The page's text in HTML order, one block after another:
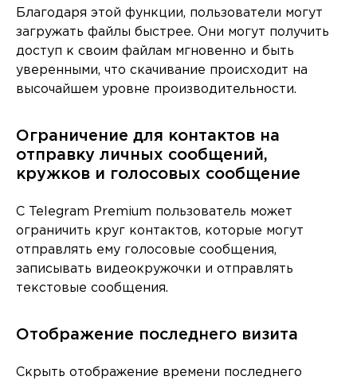
Благодаря этой функции, пользователи могут
загружать файлы быстрее. Они могут получить
доступ к своим файлам мгновенно и быть
уверенными, что скачивание происходит на
высочайшем уровне производительности.
Ограничение для контактов на
отправку личных сообщений,
кружков и голосовых сообщение
С Telegram Premium пользователь может
ограничить круг контактов, которые могут
отправлять ему голосовые сообщения,
записывать видеокружочки и отправлять
текстовые сообщения.
Отображение последнего визита
Скрыть отображение времени последнего